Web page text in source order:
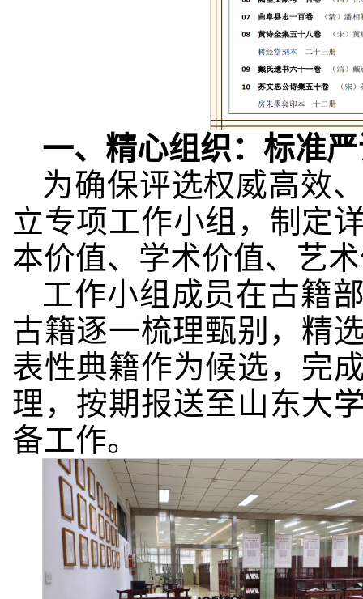
一、精心组织：标准
为确保评选权威高效
立专项工作小组，制定
本价值、学术价值、艺
工作小组成员在古籍
古籍逐一梳理甄别，精
表性典籍作为候选，完
理，按期报送至山东大
备工作。